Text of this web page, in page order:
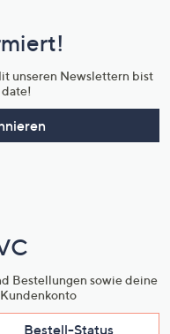
unseren Newslettern bist
Bestellungen sowie deine
Bestell-Status